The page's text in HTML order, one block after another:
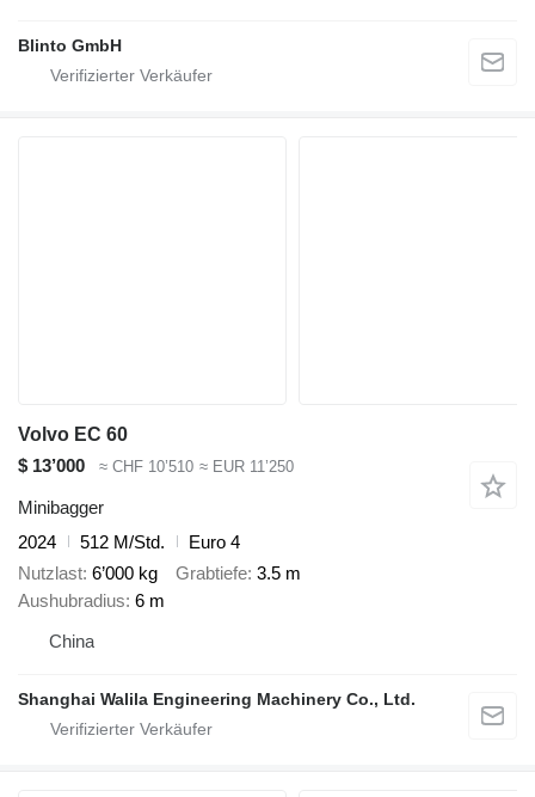
Blinto GmbH
Volvo EC 60
$ 13’000
≈ CHF 10’510 ≈ EUR 11’250
Minibagger
2024
512 M/Std.
Euro 4
Nutzlast 6’000 kg Grabtiefe 3.5 m
Aushubradius 6 m
China
Shanghai Walila Engineering Machinery Co., Ltd.